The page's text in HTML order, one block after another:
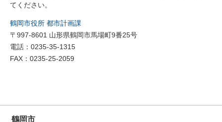
てください。
鶴岡市役所 都市計画課
〒997-8601 山形県鶴岡市馬場町9番25号
電話：0235-35-1315
FAX：0235-25-2059
鶴岡市